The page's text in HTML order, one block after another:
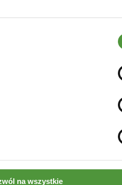
na wszystkie
od preferencji –
w
nałożyć kilka
Dzięki temu
produktami